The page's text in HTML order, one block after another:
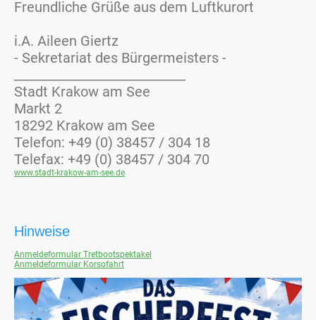
Freundliche Grüße aus dem Luftkurort
i.A. Aileen Giertz
- Sekretariat des Bürgermeisters -
Stadt Krakow am See
Markt 2
18292 Krakow am See
Telefon: +49 (0) 38457 / 304 18
Telefax: +49 (0) 38457 / 304 70
www.stadt-krakow-am-see.de
Hinweise
Anmeldeformular Tretbootspektakel
Anmeldeformular Korsofahrt